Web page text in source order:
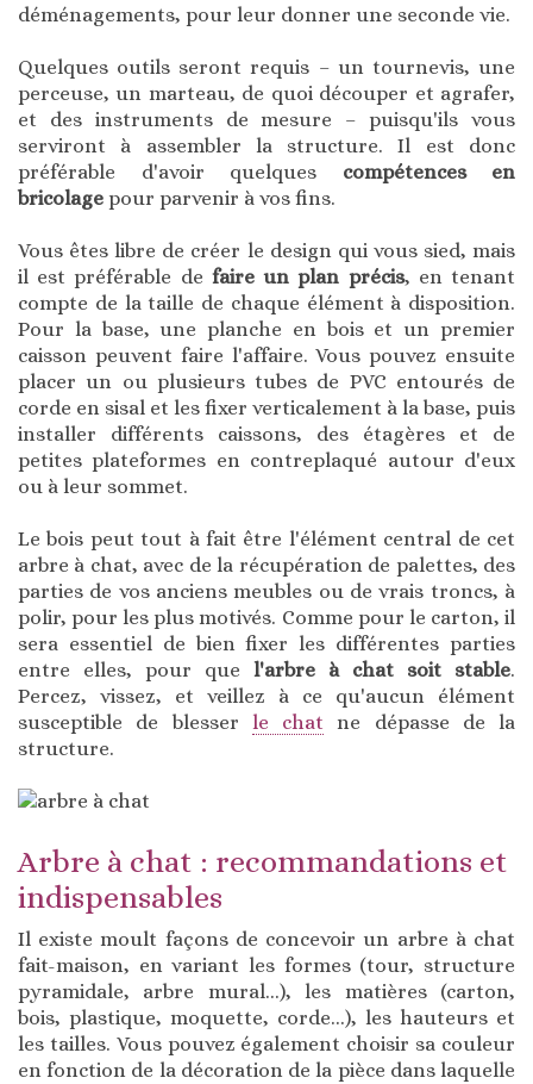
déménagements, pour leur donner une seconde vie.
Quelques outils seront requis – un tournevis, une
perceuse, un marteau, de quoi découper et agrafer,
et des instruments de mesure – puisqu'ils vous
serviront à assembler la structure. Il est donc
préférable d'avoir quelques compétences en
bricolage pour parvenir à vos fins.
Vous êtes libre de créer le design qui vous sied, mais
il est préférable de faire un plan précis, en tenant
compte de la taille de chaque élément à disposition.
Pour la base, une planche en bois et un premier
caisson peuvent faire l'affaire. Vous pouvez ensuite
placer un ou plusieurs tubes de PVC entourés de
corde en sisal et les fixer verticalement à la base, puis
installer différents caissons, des étagères et de
petites plateformes en contreplaqué autour d'eux
ou à leur sommet.
Le bois peut tout à fait être l'élément central de cet
arbre à chat, avec de la récupération de palettes, des
parties de vos anciens meubles ou de vrais troncs, à
polir, pour les plus motivés. Comme pour le carton, il
sera essentiel de bien fixer les différentes parties
entre elles, pour que l'arbre à chat soit stable.
Percez, vissez, et veillez à ce qu'aucun élément
susceptible de blesser le chat ne dépasse de la
structure.
Arbre à chat : recommandations et
indispensables
Il existe moult façons de concevoir un arbre à chat
fait-maison, en variant les formes (tour, structure
pyramidale, arbre mural...), les matières (carton,
bois, plastique, moquette, corde...), les hauteurs et
les tailles. Vous pouvez également choisir sa couleur
en fonction de la décoration de la pièce dans laquelle